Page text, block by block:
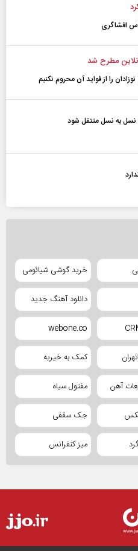
افشاگری
مطرح شد
را از فواید آن محروم نکنیم
به نسل منتقل شود
خرید گوشی شیائومی
دانلود آهنگ جدید
webone.co
کمک به خیریه
آهن مفتول سیاه
جک سقفی
میز کنفرانس